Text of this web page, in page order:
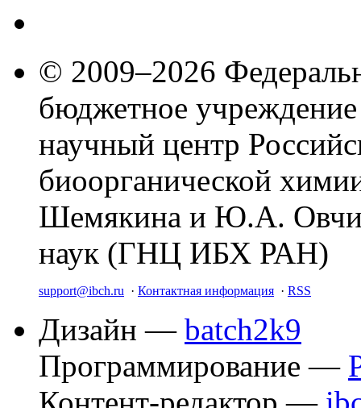
© 2009–2026
бюджетное
научный центр
биоорганической
Шемякина и Ю.А.
наук (ГНЦ ИБХ РАН)
support@ibch.ru · Контактная информация · RSS
Дизайн — batch2k9
Программирование —